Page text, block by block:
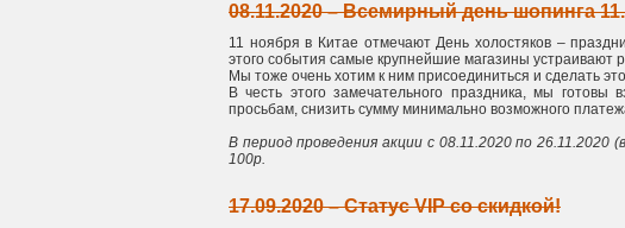
08.11.2020 – Всемирный день шопинга
11 ноября в Китае отмечают День холостяков –
этого события самые крупнейшие магазины устраивают
Мы тоже очень хотим к ним присоединиться и сделать
В честь этого замечательного праздника, мы
просьбам, снизить сумму минимально возможного
В период проведения акции с 08.11.2020 по
100р.
17.09.2020 – Статус VIP со скидкой!